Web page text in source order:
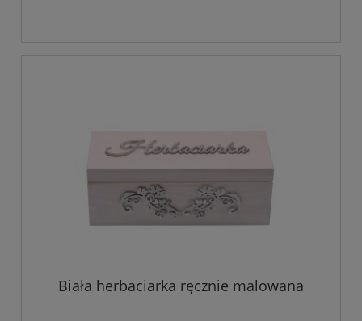
Biała herbaciarka ręcznie malowana